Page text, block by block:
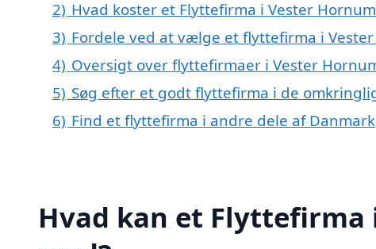
2) Hvad koster et Flyttefirma i Vester
3) Fordele ved at vælge et flyttefirma i
4) Oversigt over flyttefirmaer i Vester
5) Søg efter et godt flyttefirma i de
6) Find et flyttefirma i andre dele af Danmark
Hvad kan et